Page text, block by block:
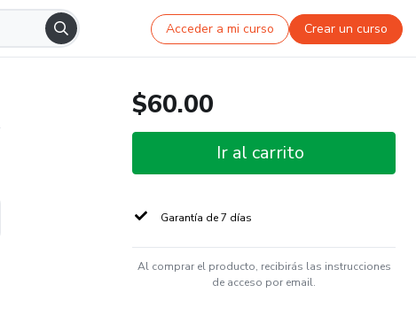
Acceder a mi curso Crear un curso
$60.00
Ir al carrito
Garantía de 7 días
Al comprar el producto, recibirás las instrucciones
de acceso por email.